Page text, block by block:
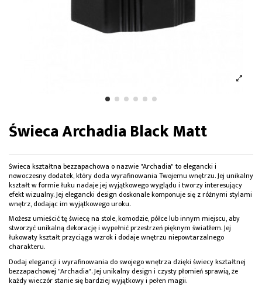
Świeca Archadia Black Matt
Świeca kształtna bezzapachowa o nazwie "Archadia" to elegancki i
nowoczesny dodatek, który doda wyrafinowania Twojemu wnętrzu. Jej unikalny
kształt w formie łuku nadaje jej wyjątkowego wyglądu i tworzy interesujący
efekt wizualny. Jej elegancki design doskonale komponuje się z różnymi stylami
wnętrz, dodając im wyjątkowego uroku.
Możesz umieścić tę świecę na stole, komodzie, półce lub innym miejscu, aby
stworzyć unikalną dekorację i wypełnić przestrzeń pięknym światłem. Jej
łukowaty kształt przyciąga wzrok i dodaje wnętrzu niepowtarzalnego
charakteru.
Dodaj elegancji i wyrafinowania do swojego wnętrza dzięki świecy kształtnej
bezzapachowej "Archadia". Jej unikalny design i czysty płomień sprawią, że
każdy wieczór stanie się bardziej wyjątkowy i pełen magii.